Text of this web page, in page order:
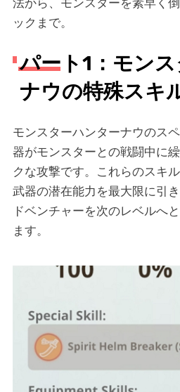
法から、モンスターを素早く
ックまで。
パート1：モン
ナウの特殊スキ
モンスターハンターナウのス
器がモンスターとの戦闘中に
クな攻撃です。これらのスキ
武器の潜在能力を最大限に引
ドベンチャーを次のレベルへ
ます。